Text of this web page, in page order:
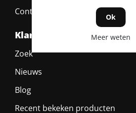
Contact
Klantenservice
Zoek
Nieuws
Blog
Recent bekeken producten
Ok
Meer weten